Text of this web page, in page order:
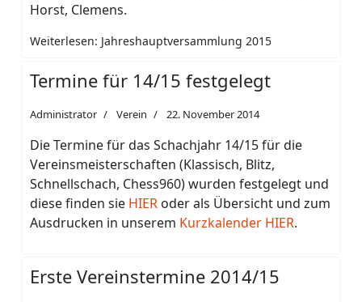
Horst, Clemens.
Weiterlesen: Jahreshauptversammlung 2015
Termine für 14/15 festgelegt
Administrator Verein 22. November 2014
Die Termine für das Schachjahr 14/15 für die
Vereinsmeisterschaften (Klassisch, Blitz,
Schnellschach, Chess960) wurden festgelegt und
diese finden sie HIER oder als Übersicht und zum
Ausdrucken in unserem Kurzkalender HIER.
Erste Vereinstermine 2014/15